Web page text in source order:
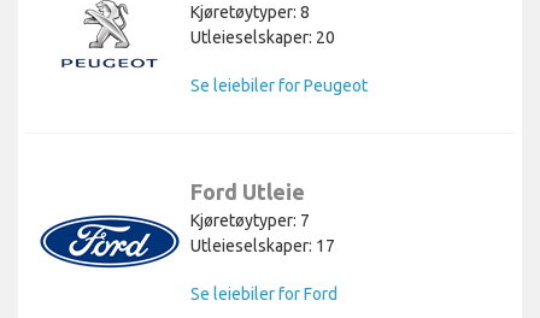
Kjøretøytyper: 8
Utleieselskaper: 20
Se leiebiler for Peugeot
Ford Utleie
Kjøretøytyper: 7
Utleieselskaper: 17
Se leiebiler for Ford